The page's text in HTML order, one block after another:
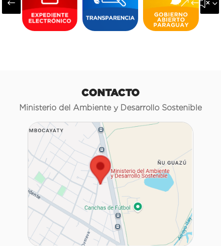
#
CONTACTO
Ministerio del Ambiente y Desarrollo Sostenible